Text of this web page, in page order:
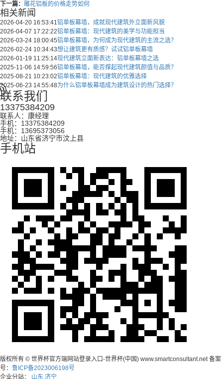
下一篇： 雕花铝板的价格走势如何
相关新闻
2026-04-20 16:53:41铝单板幕墙，成就现代建筑外立面新风貌
2026-04-07 17:22:22铝单板幕墙：现代建筑的美学与功能担当
2026-03-24 18:00:45铝单板幕墙，为何成为现代建筑的主流之选？
2026-02-24 10:34:43想让建筑更有质感？试试铝单板幕墙
2026-01-19 11:25:14现代建筑立面新表达：铝单板幕墙之选
2025-11-06 14:59:56铝单板幕墙，能否撑起现代建筑颜值与品质？
2025-08-21 10:23:02铝单板幕墙：现代建筑的优雅选择
2025-06-23 14:55:48为什么铝单板幕墙成为建筑设计的热门选择？
联系我们
13375384209
联系人：康经理
手机：13375384209
手机：13695373056
地址：山东省济宁市汶上县
手机站
版权所有 © 世界杯官方端网站登录入口-世界杯(中国) www.smartconsultant.net 备案
号： 鲁ICP备2023006198号
企业分站： 山东 济宁